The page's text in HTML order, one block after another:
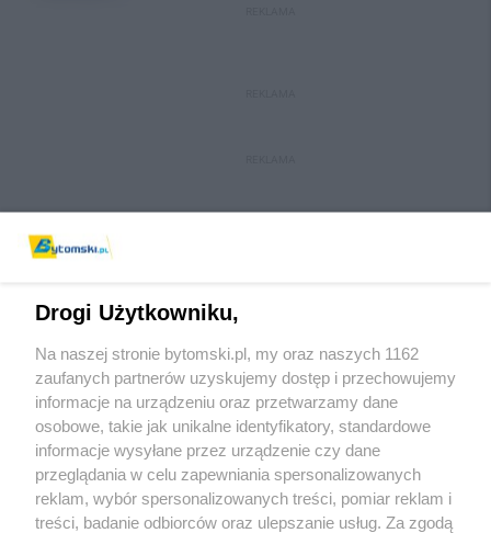
Wydawca mediów lokalnych
Nie zapomnij
polityką prywatności regulamin korzystania z portali
Drogi Użytkowniku,
Na naszej stronie bytomski.pl, my oraz naszych 1162
zaufanych partnerów uzyskujemy dostęp i przechowujemy
informacje na urządzeniu oraz przetwarzamy dane
osobowe, takie jak unikalne identyfikatory, standardowe
informacje wysyłane przez urządzenie czy dane
przeglądania w celu zapewniania spersonalizowanych
reklam, wybór spersonalizowanych treści, pomiar reklam i
treści, badanie odbiorców oraz ulepszanie usług. Za zgodą